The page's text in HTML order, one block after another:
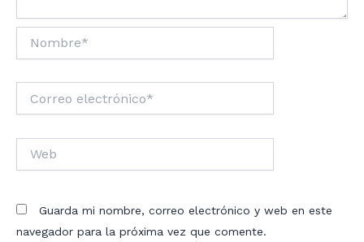
electrónico*
Guarda mi nombre, correo electrónico y web en este
navegador para la próxima vez que comente.